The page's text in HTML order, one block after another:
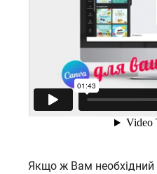
Якщо ж Вам необхідний